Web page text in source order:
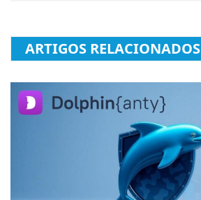
ARTIGOS RELACIONADOS